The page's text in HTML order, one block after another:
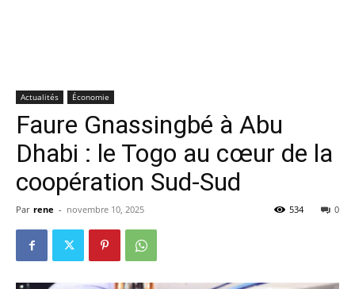
Actualités Économie
Faure Gnassingbé à Abu
Dhabi : le Togo au cœur de la
coopération Sud-Sud
Par rene - novembre 10, 2025 0
534